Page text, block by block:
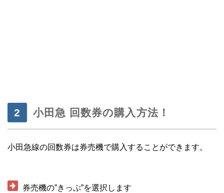
小田急 回数券の購入方法！
小田急線の回数券は券売機で購入することができます。
券売機の”きっぷ”を選択します